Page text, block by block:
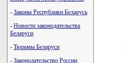
- Законы Республики Беларусь
- Новости законодательства
Беларуси
- Тюрьмы Беларуси
- Законодательство России